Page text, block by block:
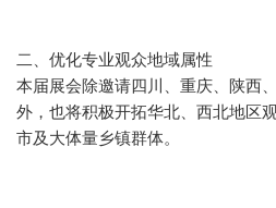
二、优化专业观众地域属性
本届展会除邀请四川、重庆、陕西
外，也将积极开拓华北、西北地区
市及大体量乡镇群体。